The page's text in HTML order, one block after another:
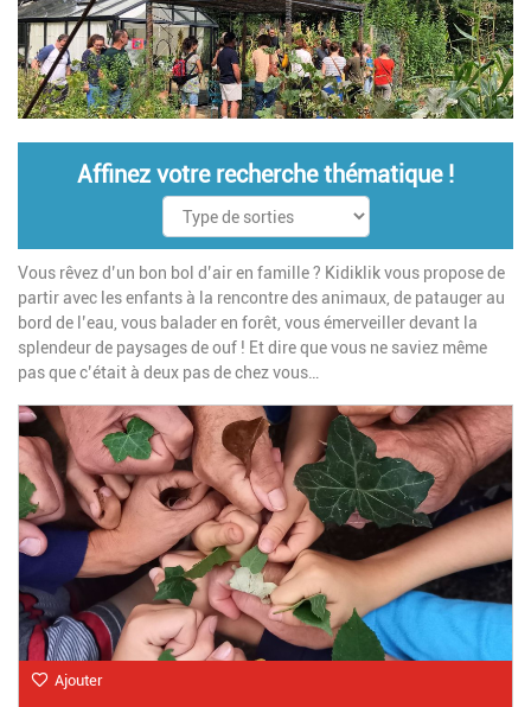
Affinez votre recherche thématique !
Vous rêvez d’un bon bol d’air en famille ? Kidiklik vous propose de
partir avec les enfants à la rencontre des animaux, de patauger au
bord de l’eau, vous balader en forêt, vous émerveiller devant la
splendeur de paysages de ouf ! Et dire que vous ne saviez même
pas que c’était à deux pas de chez vous…
Ajouter